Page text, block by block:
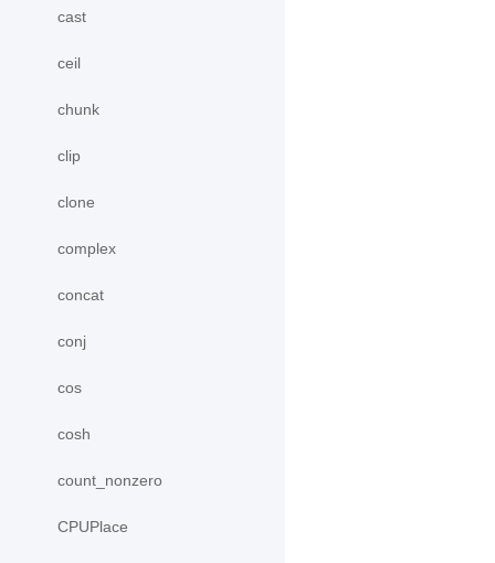
cast
ceil
chunk
clip
clone
complex
concat
conj
cos
cosh
count_nonzero
CPUPlace